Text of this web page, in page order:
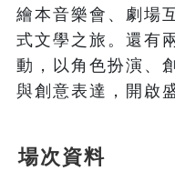
繪本音樂會、劇場
式文學之旅。還有
動，以⾓⾊扮演、
與創意表達，開啟
場次資料